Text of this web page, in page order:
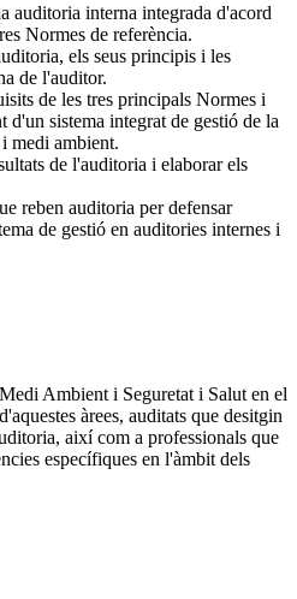
auditoria interna integrada d'acord
Normes de referència.
els seus principis i les
de l'auditor.
de les tres principals Normes i
d'un sistema integrat de gestió de la
medi ambient.
de l'auditoria i elaborar els
reben auditoria per defensar
de gestió en auditories internes i
Ambient i Seguretat i Salut en el
àrees, auditats que desitgin
així com a professionals que
específiques en l'àmbit dels